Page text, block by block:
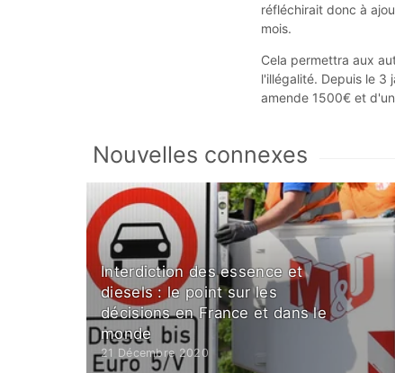
réfléchirait donc à
mois.
Cela permettra aux
l'illégalité. Depuis le 3
amende 1500€ et
Nouvelles connexes
Interdiction des essence et
diesels : le point sur les
décisions en France et dans le
monde
21 Décembre 2020